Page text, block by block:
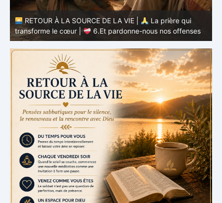
RETOUR À LA SOURCE DE LA VIE |
La prière qui
transforme le cœur |
6.Et pardonne-nous nos offenses